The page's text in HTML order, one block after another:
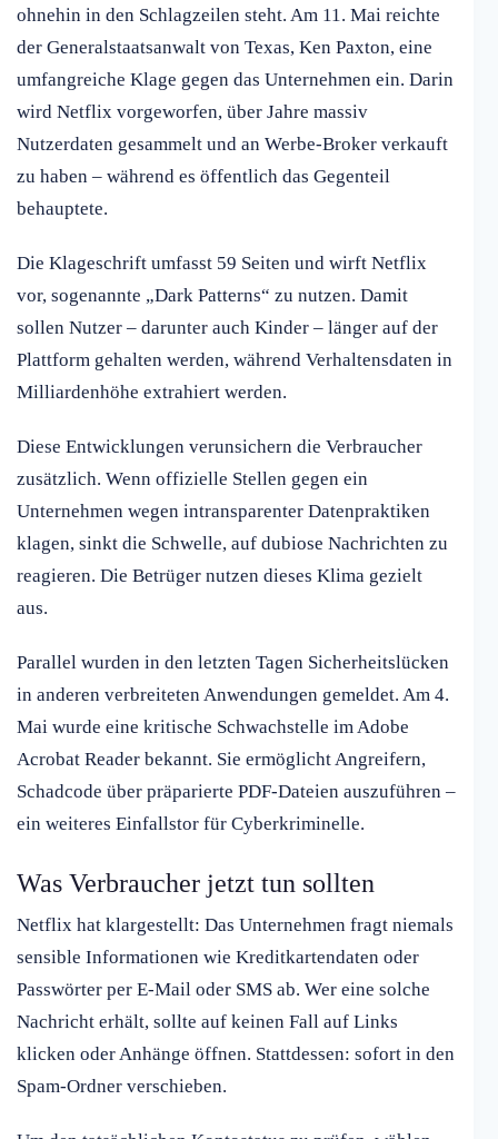
ohnehin in den Schlagzeilen steht. Am 11. Mai reichte
der Generalstaatsanwalt von Texas, Ken Paxton, eine
umfangreiche Klage gegen das Unternehmen ein. Darin
wird Netflix vorgeworfen, über Jahre massiv
Nutzerdaten gesammelt und an Werbe-Broker verkauft
zu haben – während es öffentlich das Gegenteil
behauptete.
Die Klageschrift umfasst 59 Seiten und wirft Netflix
vor, sogenannte „Dark Patterns“ zu nutzen. Damit
sollen Nutzer – darunter auch Kinder – länger auf der
Plattform gehalten werden, während Verhaltensdaten in
Milliardenhöhe extrahiert werden.
Diese Entwicklungen verunsichern die Verbraucher
zusätzlich. Wenn offizielle Stellen gegen ein
Unternehmen wegen intransparenter Datenpraktiken
klagen, sinkt die Schwelle, auf dubiose Nachrichten zu
reagieren. Die Betrüger nutzen dieses Klima gezielt
aus.
Parallel wurden in den letzten Tagen Sicherheitslücken
in anderen verbreiteten Anwendungen gemeldet. Am 4.
Mai wurde eine kritische Schwachstelle im Adobe
Acrobat Reader bekannt. Sie ermöglicht Angreifern,
Schadcode über präparierte PDF-Dateien auszuführen –
ein weiteres Einfallstor für Cyberkriminelle.
Was Verbraucher jetzt tun sollten
Netflix hat klargestellt: Das Unternehmen fragt niemals
sensible Informationen wie Kreditkartendaten oder
Passwörter per E-Mail oder SMS ab. Wer eine solche
Nachricht erhält, sollte auf keinen Fall auf Links
klicken oder Anhänge öffnen. Stattdessen: sofort in den
Spam-Ordner verschieben.